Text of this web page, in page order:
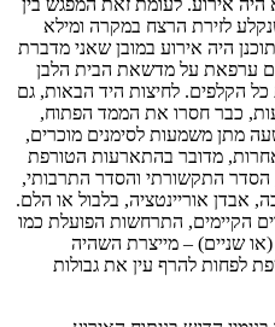
לזירת הרצח במקרה ומילא
היה אירוע במובן שאני מדברת
ערפאת על מדשאת הבית הלבן
הקלפים. לחיצות היד הבאות, גם
כבר חסרו את הממד הפתוח,
מתן משמעות לסימנים מוכרים,
אחרות, מדובר בהתארעות הטורפת
הסדר התקשורתי והסדר התרבותי,
אבדן אוריינטציה, בלבול או הלם.
הקיימים, התרחשות הפועלת כמו
שניים) – מייצרת השהיה
לפחות להרף עין את גבולות